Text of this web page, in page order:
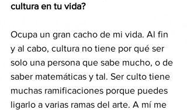
cultura en tu vida?
Ocupa un gran cacho de mi vida. Al fin
y al cabo, cultura no tiene por qué ser
solo una persona que sabe mucho, o de
saber matemáticas y tal. Ser culto tiene
muchas ramificaciones porque puedes
ligarlo a varias ramas del arte. A mí me